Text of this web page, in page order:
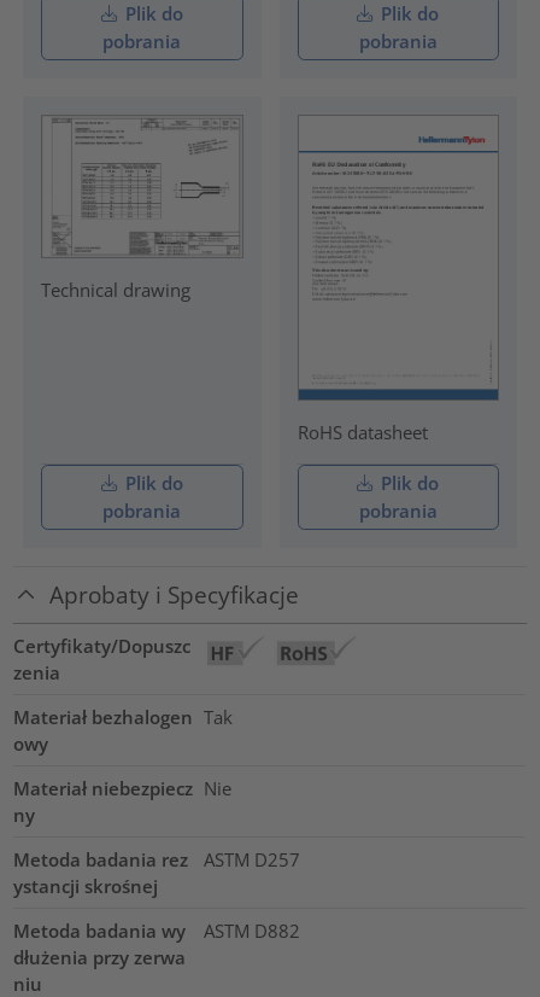
Plik do
pobrania
Plik do
pobrania
Technical drawing
Plik do
pobrania
RoHS datasheet
Plik do
pobrania
Aprobaty i Specyfikacje
Certyfikaty/Dopuszc
zenia
Materiał bezhalogen
owy
Tak
Materiał niebezpiecz
ny
Nie
Metoda badania rez
ystancji skrośnej
ASTM D257
Metoda badania wy
dłużenia przy zerwa
niu
ASTM D882